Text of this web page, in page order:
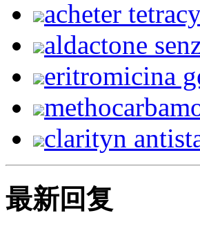
acheter
aldactone
eritromicina
clarityn
最新回复